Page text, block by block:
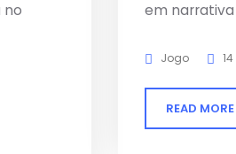
no
em
Jogo
READ MORE